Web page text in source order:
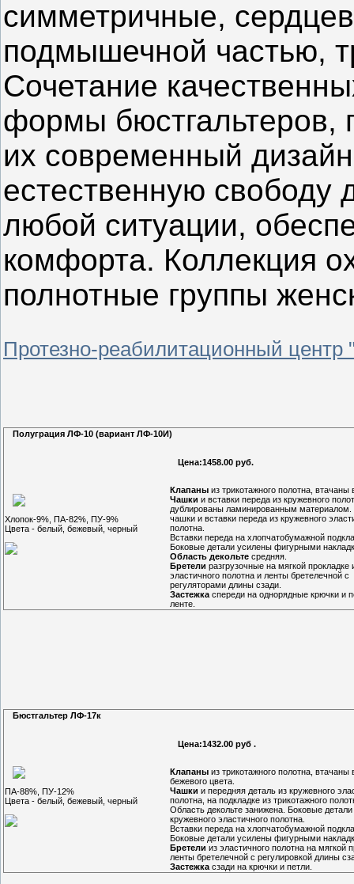
симметричные,
подмышечной частью,
Сочетание
формы бюстгальтеров,
их современный
естественную свободу
любой ситуации,
комфорта. Коллекция
полнотные группы
Протезно-реабилитационный центр
Полуграция ЛФ-10 (вариант ЛФ-10И)
Хлопок-9%, ПА-82%, ПУ-9%
Цвета - белый, бежевый, черный
Цена:1458.00 руб.
Клапаны из трикотажного полотна, втачаны
Чашки и вставки переда из кружевного
дублированы ламинированным
чашки и вставки переда из кружевного
полотна.
Вставки переда на хлопчатобумажной
Боковые детали усилены фигурными
Область декольте средняя.
Бретели разгрузочные на мягкой прокладке
эластичного полотна и ленты бретелечной с
регуляторами длины сзади.
Застежка спереди на однорядные крючки и
ленте.
Бюстгальтер ЛФ-17к
ПА-88%, ПУ-12%
Цвета - белый, бежевый, черный
Цена:1432.00 руб .
Клапаны из трикотажного полотна, втачаны
бежевого цвета.
Чашки и передняя деталь из кружевного
полотна, на подкладке из трикотажного
Область декольте занижена. Боковые детали
кружевного эластичного полотна.
Вставки переда на хлопчатобумажной
Боковые детали усилены фигурными
Бретели из эластичного полотна на мягкой
ленты бретелечной с регулировкой длины
Застежка сзади на крючки и петли.